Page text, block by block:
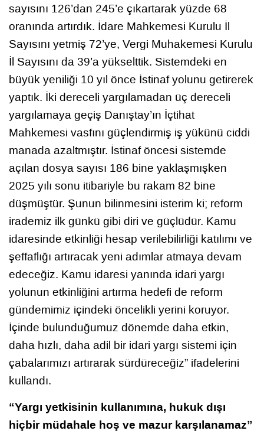
sayısını 126’dan 245’e çıkartarak yüzde 68
oranında artırdık. İdare Mahkemesi Kurulu İl
Sayısını yetmiş 72’ye, Vergi Muhakemesi Kurulu
İl Sayısını da 39’a yükselttik. Sistemdeki en
büyük yeniliği 10 yıl önce İstinaf yolunu getirerek
yaptık. İki dereceli yargılamadan üç dereceli
yargılamaya geçiş Danıştay’ın İçtihat
Mahkemesi vasfını güçlendirmiş iş yükünü ciddi
manada azaltmıştır. İstinaf öncesi sistemde
açılan dosya sayısı 186 bine yaklaşmışken
2025 yılı sonu itibariyle bu rakam 82 bine
düşmüştür. Şunun bilinmesini isterim ki; reform
irademiz ilk günkü gibi diri ve güçlüdür. Kamu
idaresinde etkinliği hesap verilebilirliği katılımı ve
şeffaflığı artıracak yeni adımlar atmaya devam
edeceğiz. Kamu idaresi yanında idari yargı
yolunun etkinliğini artırma hedefi de reform
gündemimiz içindeki öncelikli yerini koruyor.
İçinde bulunduğumuz dönemde daha etkin,
daha hızlı, daha adil bir idari yargı sistemi için
çabalarımızı artırarak sürdüreceğiz” ifadelerini
kullandı.
“Yargı yetkisinin kullanımına, hukuk dışı
hiçbir müdahale hoş ve mazur karşılanamaz”